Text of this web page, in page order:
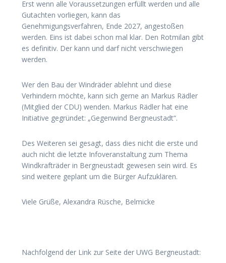
Erst wenn alle Voraussetzungen erfüllt werden und alle
Gutachten vorliegen, kann das
Genehmigungsverfahren, Ende 2027, angestoßen
werden. Eins ist dabei schon mal klar. Den Rotmilan gibt
es definitiv. Der kann und darf nicht verschwiegen
werden.
Wer den Bau der Windräder ablehnt und diese
Verhindern möchte, kann sich gerne an Markus Rädler
(Mitglied der CDU) wenden. Markus Rädler hat eine
Initiative gegründet: „Gegenwind Bergneustadt“.
Des Weiteren sei gesagt, dass dies nicht die erste und
auch nicht die letzte Infoveranstaltung zum Thema
Windkrafträder in Bergneustadt gewesen sein wird. Es
sind weitere geplant um die Bürger Aufzuklären.
Viele Grüße, Alexandra Rüsche, Belmicke
Nachfolgend der Link zur Seite der UWG Bergneustadt: